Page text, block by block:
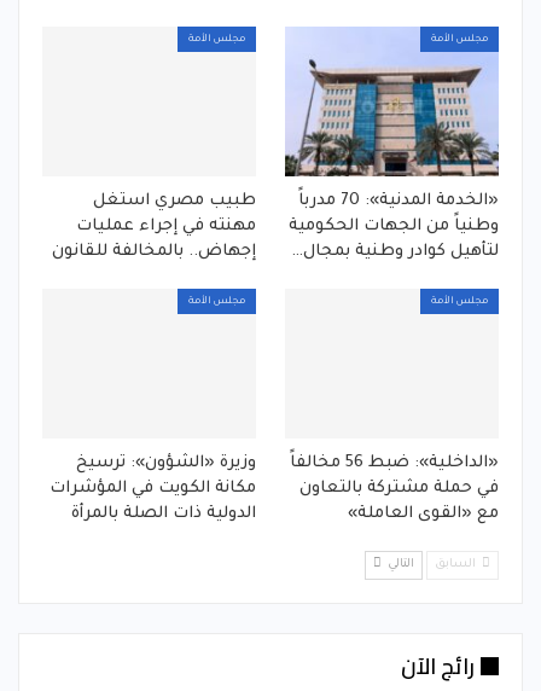
مجلس الأمة
«الخدمة المدنية»: 70 مدرباً
وطنياً من الجهات الحكومية
لتأهيل كوادر وطنية بمجال…
مجلس الأمة
طبيب مصري استغل
مهنته في إجراء عمليات
إجهاض.. بالمخالفة للقانون
مجلس الأمة
«الداخلية»: ضبط 56 مخالفاً
في حملة مشتركة بالتعاون
مع «القوى العاملة»
مجلس الأمة
وزيرة «الشؤون»: ترسيخ
مكانة الكويت في المؤشرات
الدولية ذات الصلة بالمرأة
السابق التالي
رائج الآن